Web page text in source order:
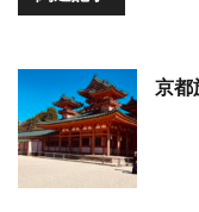
京都